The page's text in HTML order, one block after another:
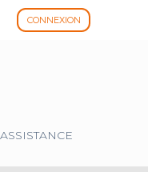
CONNEXION
ASSISTANCE